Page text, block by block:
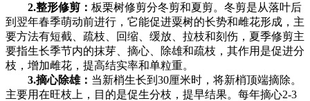
2.整形修剪： 板栗树修剪分冬剪和夏剪。冬剪是从落叶后
到翌年春季萌动前进行，它能促进粟树的长势和雌花形成，主
要方法有短截、疏枝、回缩、缓放、拉枝和刻伤，夏季修剪主
要指生长季节内的抹芽、摘心、除雄和疏枝，其作用是促进分
枝，增加雌花，提高结实率和单粒重。
3.摘心除雄： 当新梢生长到30厘米时，将新梢顶端摘除。
主要用在旺枝上，目的是促生分枝，提早结果。每年摘心2-3